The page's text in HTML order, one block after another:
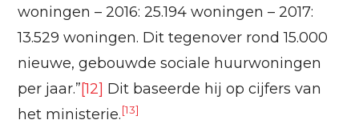
woningen – 2016: 25.194 woningen – 2017:
13.529 woningen. Dit tegenover rond 15.000
nieuwe, gebouwde sociale huurwoningen
per jaar.”[12] Dit baseerde hij op cijfers van
het ministerie.[13]